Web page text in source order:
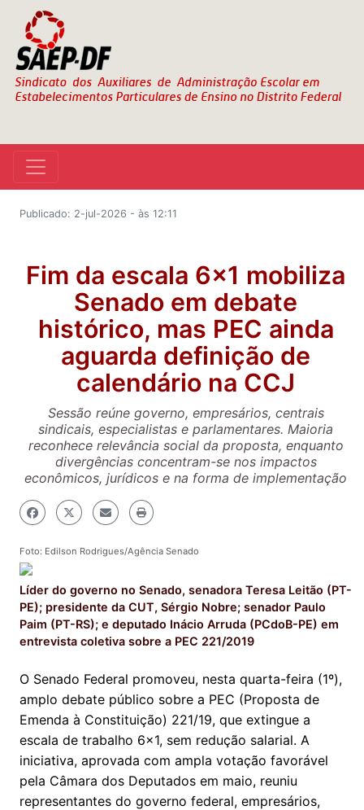
Publicado: 2-jul-2026 - às 12:11
Fim da escala 6x1 mobiliza
Senado em debate
histórico, mas PEC ainda
aguarda definição de
calendário na CCJ
Sessão reúne governo, empresários, centrais
sindicais, especialistas e parlamentares. Maioria
reconhece relevância social da proposta, enquanto
divergências concentram-se nos impactos
econômicos, jurídicos e na forma de implementação
Foto: Edilson Rodrigues/Agência Senado
Líder do governo no Senado, senadora Teresa Leitão (PT-
PE); presidente da CUT, Sérgio Nobre; senador Paulo
Paim (PT-RS); e deputado Inácio Arruda (PCdoB-PE) em
entrevista coletiva sobre a PEC 221/2019
O Senado Federal promoveu, nesta quarta-feira (1º),
amplo debate público sobre a PEC (Proposta de
Emenda à Constituição) 221/19, que extingue a
escala de trabalho 6x1, sem redução salarial. A
iniciativa, aprovada com ampla votação favorável
pela Câmara dos Deputados em maio, reuniu
representantes do governo federal, empresários,